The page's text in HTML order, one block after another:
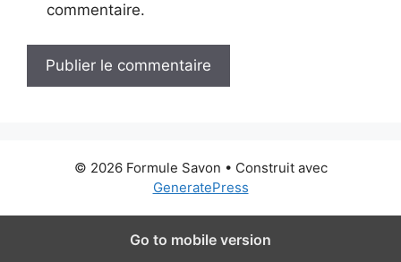
commentaire.
© 2026 Formule Savon • Construit avec
GeneratePress
Go to mobile version